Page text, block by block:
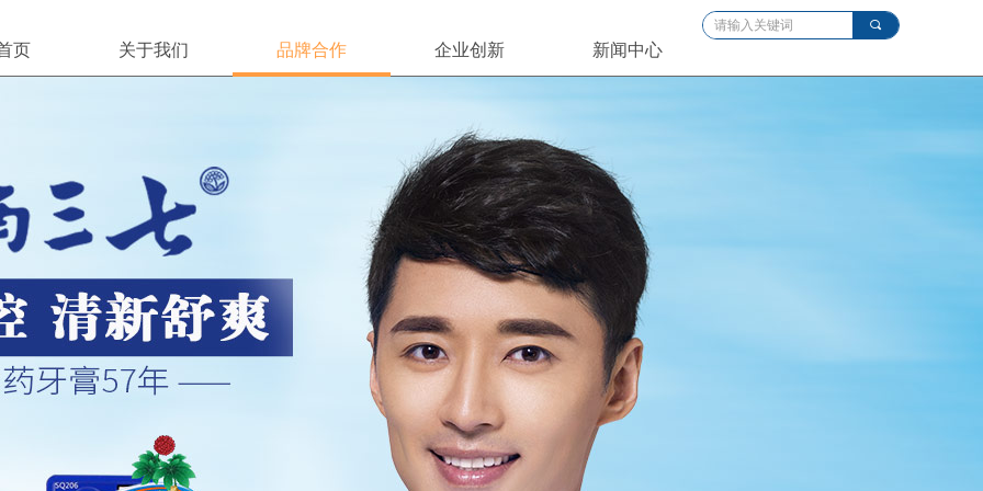
끠
页 关于我们 品牌合作 企业创新 新闻中心